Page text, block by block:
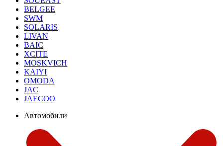
BELGEE
SWM
SOLARIS
LIVAN
BAIC
XCITE
MOSKVICH
KAIYI
OMODA
JAC
JAECOO
Автомобили